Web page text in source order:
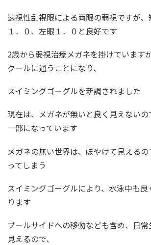
遠視性乱視眼による両眼の弱視ですが
１．０、左眼１．０と良好です
2歳から弱視治療メガネを掛けています
クールに通うことになり、
スイミングゴーグルを新調されました
現在は、メガネが無いと良く見えない
一部になっています
メガネの無い世界は、ぼやけて見える
ってしまう
スイミングゴーグルにより、水泳中も
ります
プールサイドへの移動なども含め、日常
見えるので、